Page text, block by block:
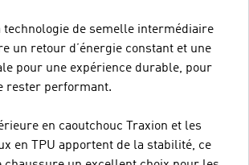
technologie de semelle intermédiaire
un retour d’énergie constant et une
pour une expérience durable, pour
rester performant.
en caoutchouc Traxion et les
en TPU apportent de la stabilité, ce